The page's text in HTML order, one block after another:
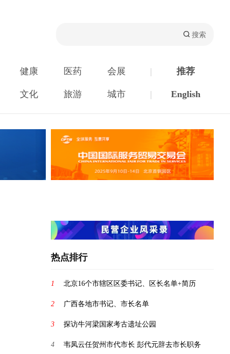
健康 医药 会展 | 推荐
文化 旅游 城市 | English
热点排行
1 北京16个市辖区区委书记、区长名单+简历
2 广西各地市书记、市长名单
3 探访牛河梁国家考古遗址公园
4 韦凤云任贺州市代市长 彭代元辞去市长职务